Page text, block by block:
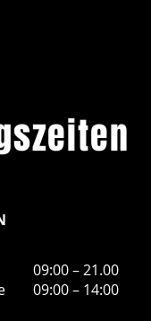
09:00 – 21.00
09:00 – 14:00